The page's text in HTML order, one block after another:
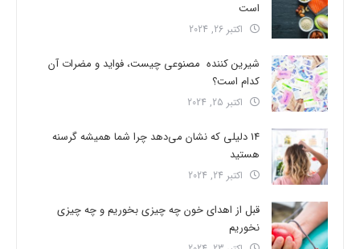
است
اکتبر 26, 2024
شیرین کننده مصنوعی چیست، فواید و مضرات آن
کدام است؟
اکتبر 25, 2024
14 دلیلی که نشان می‌دهد چرا شما همیشه گرسنه
هستید
اکتبر 24, 2024
قبل از اهدای خون چه چیزی بخوریم و چه چیزی
نخوریم